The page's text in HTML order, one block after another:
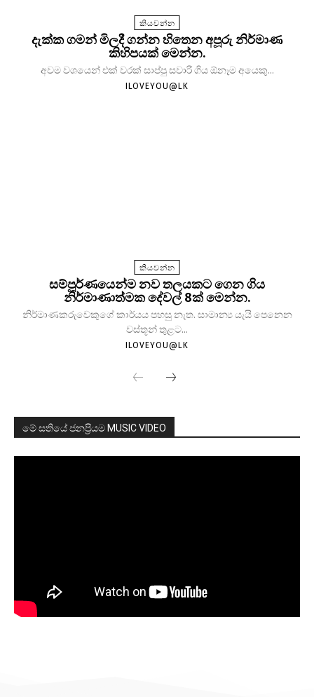
කියවන්න
දැක්ක ගමන් මිලදී ගන්න හිතෙන අපූරු නිර්මාණ
කිහිපයක් මෙන්න.
අවම වශයෙන් එක් වරක් සාප්පු සවාරි ගිය ඕනෑම අයෙකු...
ILOVEYOU@LK
කියවන්න
සම්පූර්ණයෙන්ම නව තලයකට ගෙන ගිය
නිර්මාණාත්මක දේවල් 8ක් මෙන්න.
නිර්මාණකරුවෙකුගේ කාර්යය පහසු නැත. සාමාන්‍ය යැයි පෙනෙන
වස්තූන් තුළට...
ILOVEYOU@LK
මේ සතියේ ජනප්‍රියම MUSIC VIDEO